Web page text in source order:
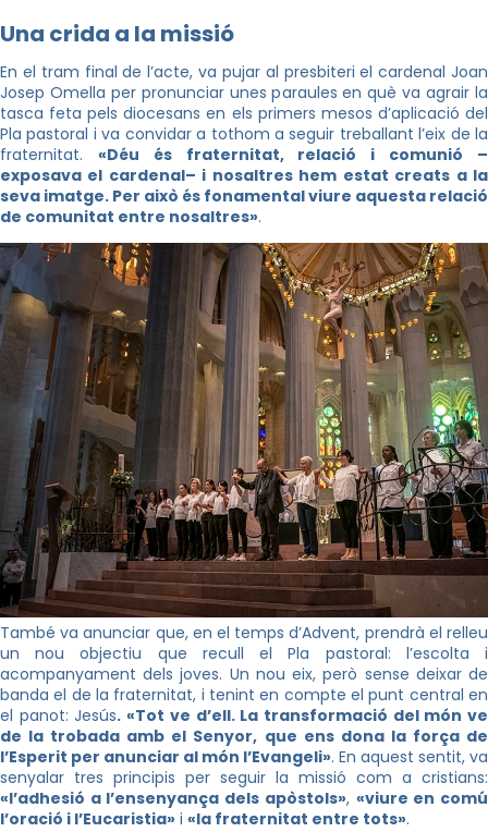
Una crida a la missió
En el tram final de l’acte, va pujar al presbiteri el cardenal Joan
Josep Omella per pronunciar unes paraules en què va agrair la
tasca feta pels diocesans en els primers mesos d’aplicació del
Pla pastoral i va convidar a tothom a seguir treballant l’eix de la
fraternitat. «Déu és fraternitat, relació i comunió –
exposava el cardenal– i nosaltres hem estat creats a la
seva imatge. Per això és fonamental viure aquesta relació
de comunitat entre nosaltres».
També va anunciar que, en el temps d’Advent, prendrà el relleu
un nou objectiu que recull el Pla pastoral: l’escolta i
acompanyament dels joves. Un nou eix, però sense deixar de
banda el de la fraternitat, i tenint en compte el punt central en
el panot: Jesús.«Tot ve d’ell. La transformació del món ve
de la trobada amb el Senyor, que ens dona la força de
l’Esperit per anunciar al món l’Evangeli». En aquest sentit, va
senyalar tres principis per seguir la missió com a cristians:
«l’adhesió a l’ensenyança dels apòstols», «viure en comú
l’oració i l’Eucaristia» i «la fraternitat entre tots».